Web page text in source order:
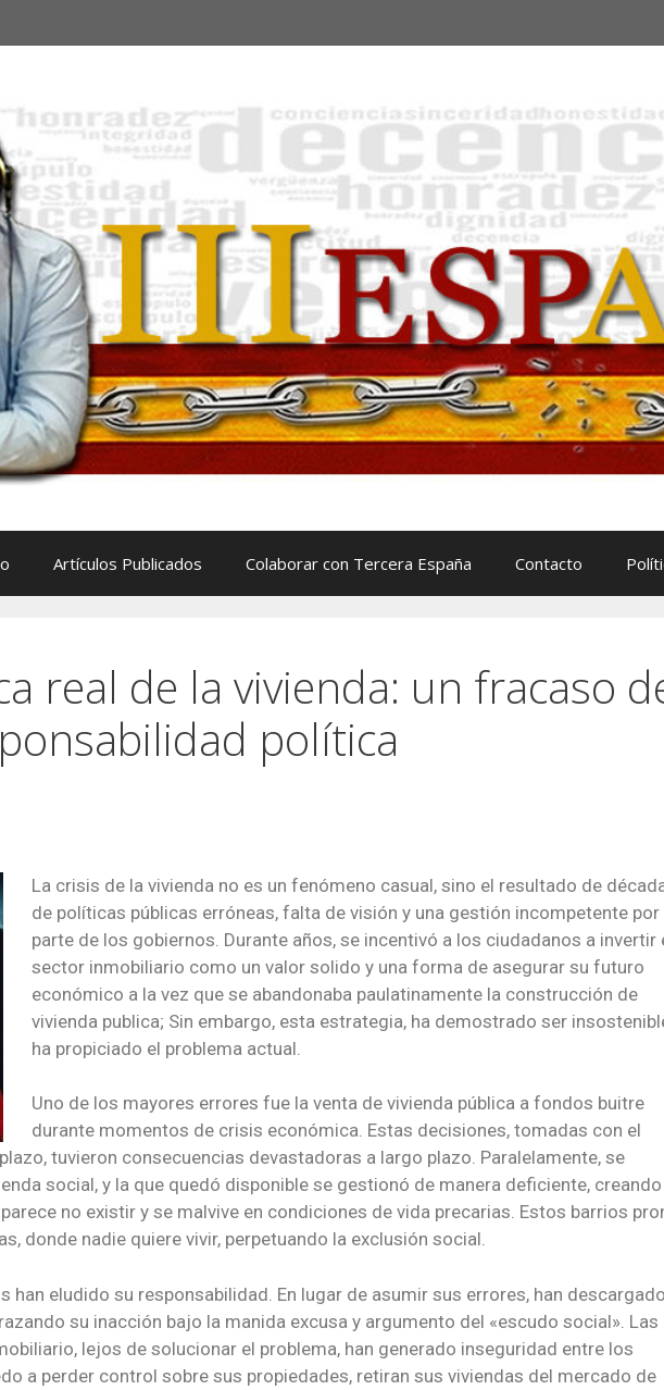
Artículos Publicados Colaborar con Tercera España Contacto
real de la vivienda: un fracaso
política
La crisis de la vivienda no es un fenómeno casual, sino el resultado de
de políticas públicas erróneas, falta de visión y una gestión incompetente por
parte de los gobiernos. Durante años, se incentivó a los ciudadanos a invertir
sector inmobiliario como un valor solido y una forma de asegurar su futuro
económico a la vez que se abandonaba paulatinamente la construcción de
vivienda publica; Sin embargo, esta estrategia, ha demostrado ser
ha propiciado el problema actual.
Uno de los mayores errores fue la venta de vivienda pública a fondos buitre
durante momentos de crisis económica. Estas decisiones, tomadas con el
tuvieron consecuencias devastadoras a largo plazo. Paralelamente, se
social, y la que quedó disponible se gestionó de manera deficiente, creando
no existir y se malvive en condiciones de vida precarias. Estos barrios
donde nadie quiere vivir, perpetuando la exclusión social.
han eludido su responsabilidad. En lugar de asumir sus errores, han
su inacción bajo la manida excusa y argumento del «escudo social». Las
lejos de solucionar el problema, han generado inseguridad entre los
a perder control sobre sus propiedades, retiran sus viviendas del mercado de